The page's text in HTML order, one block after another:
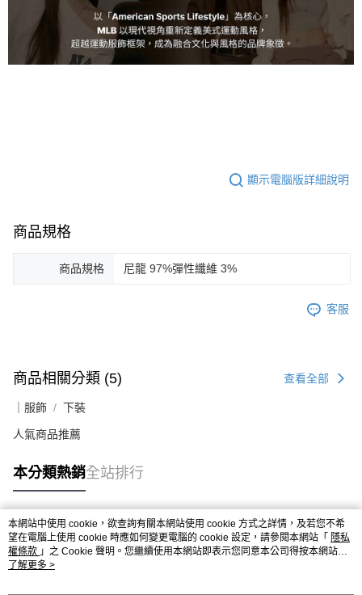
顯示電腦版詳細說明
商品規格
商品規格 尼龍 97%彈性纖維 3%
客服
商品相關分類 (5) 查看全部
｜服飾 下裝
人氣商品推薦
本分類熱銷全站排行
熱門標籤
本網站中使用 cookie，欲查詢有關本網站使用 cookie 方式之詳情，及若您不希
望在電腦上使用 cookie 時應如何變更電腦的 cookie 設定，請參閱本網站「 隱私
權條款 」之 Cookie 聲明。您繼續使用本網站即表示您同意本公司得按本網站使
用條款之 Cookie 聲明使用 cookie。
了解更多 >